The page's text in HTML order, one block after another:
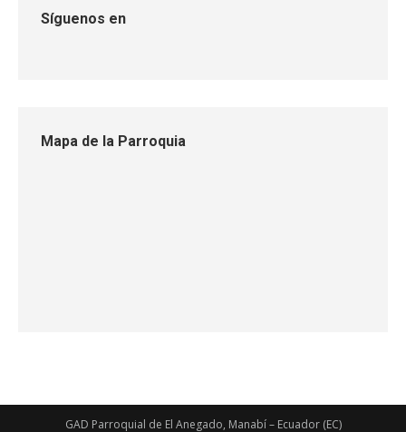
Síguenos en
Mapa de la Parroquia
GAD Parroquial de El Anegado, Manabí – Ecuador (EC)